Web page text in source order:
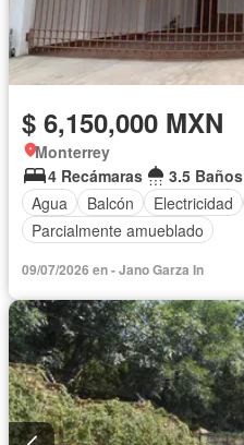
$ 6,150,000 MXN
Monterrey
4 Recámaras
3.5 Baños
Agua
Balcón Electricidad
Parcialmente amueblado
09/07/2026 en - Jano Garza In